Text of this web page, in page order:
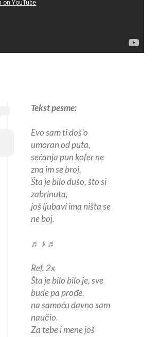
Tekst pesme:
Evo sam ti doš'o
umoran od puta,
sećanja pun kofer ne
zna im se broj.
Šta je bilo dušo, što si
zabrinuta,
još ljubavi ima ništa se
ne boj.
♬ ♪ ♬
Ref. 2x
Šta je bilo bilo je, sve
bude pa prođe,
na samoću davno sam
naučio.
Za tebe i mene još